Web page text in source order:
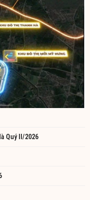
Quý II/2026